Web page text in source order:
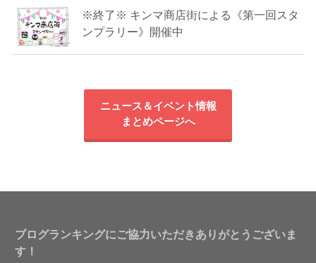
※終了※ キンマ商店街による《第一回スタ
ンプラリー》開催中
ニュース＆イベント情報
まとめページへ
ブログランキングにご協力いただきありがとうございま
す！